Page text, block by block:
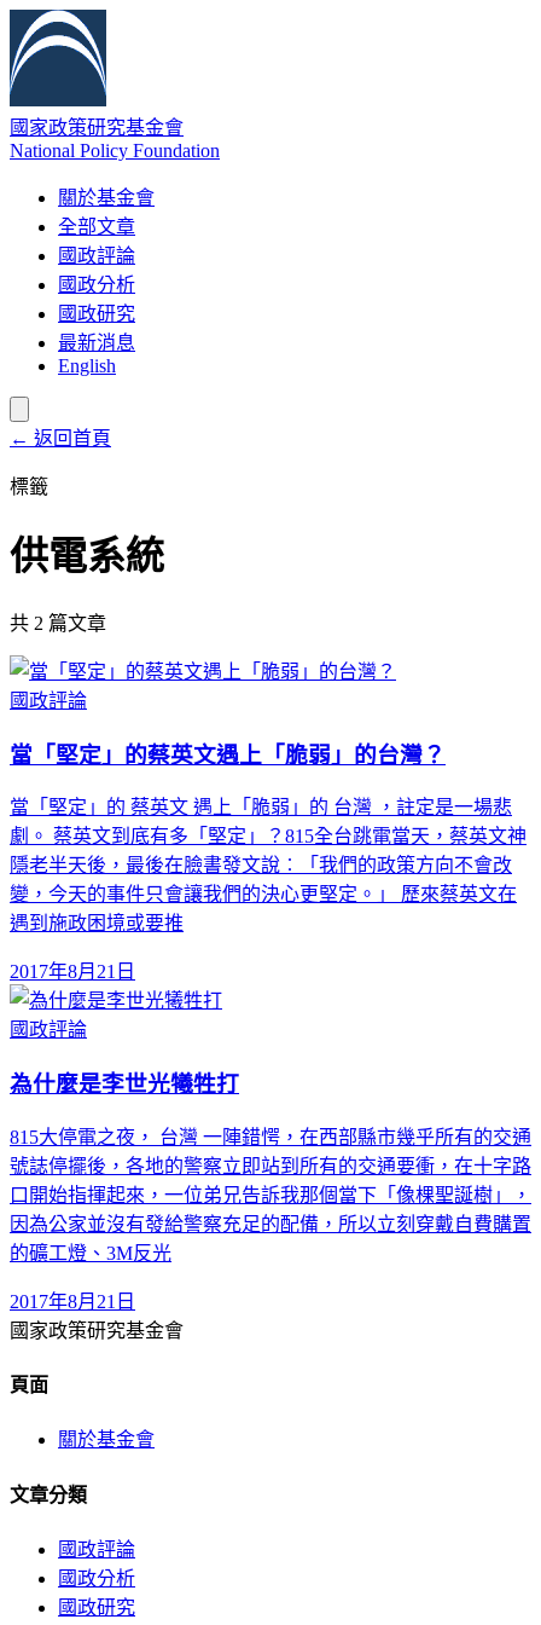
國家政策研究基金會
National Policy Foundation
關於基金會
全部文章
國政評論
國政分析
國政研究
最新消息
English
← 返回首頁
標籤
供電系統
共 2 篇文章
國政評論
當「堅定」的蔡英文遇上「脆弱」的台灣？
當「堅定」的 蔡英文 遇上「脆弱」的 台灣 ，註定是一場悲
劇。 蔡英文到底有多「堅定」？815全台跳電當天，蔡英文神
隱老半天後，最後在臉書發文說︰「我們的政策方向不會改
變，今天的事件只會讓我們的決心更堅定。」 歷來蔡英文在
遇到施政困境或要推
2017年8月21日
國政評論
為什麼是李世光犧牲打
815大停電之夜， 台灣 一陣錯愕，在西部縣市幾乎所有的交通
號誌停擺後，各地的警察立即站到所有的交通要衝，在十字路
口開始指揮起來，一位弟兄告訴我那個當下「像棵聖誕樹」，
因為公家並沒有發給警察充足的配備，所以立刻穿戴自費購置
的礦工燈、3M反光
2017年8月21日
國家政策研究基金會
頁面
關於基金會
文章分類
國政評論
國政分析
國政研究